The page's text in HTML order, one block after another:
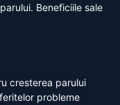
Beneficiile sale
cresterea parului
probleme